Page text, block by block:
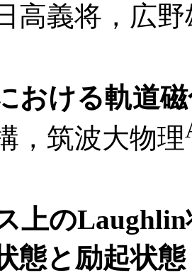
義将，広野
おける軌道
，筑波大物理
上の
態と励起状態